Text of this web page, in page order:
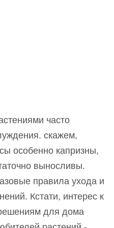
часто
скажем,
особенно капризны,
выносливы.
правила ухода и
Кстати, интерес к
для дома